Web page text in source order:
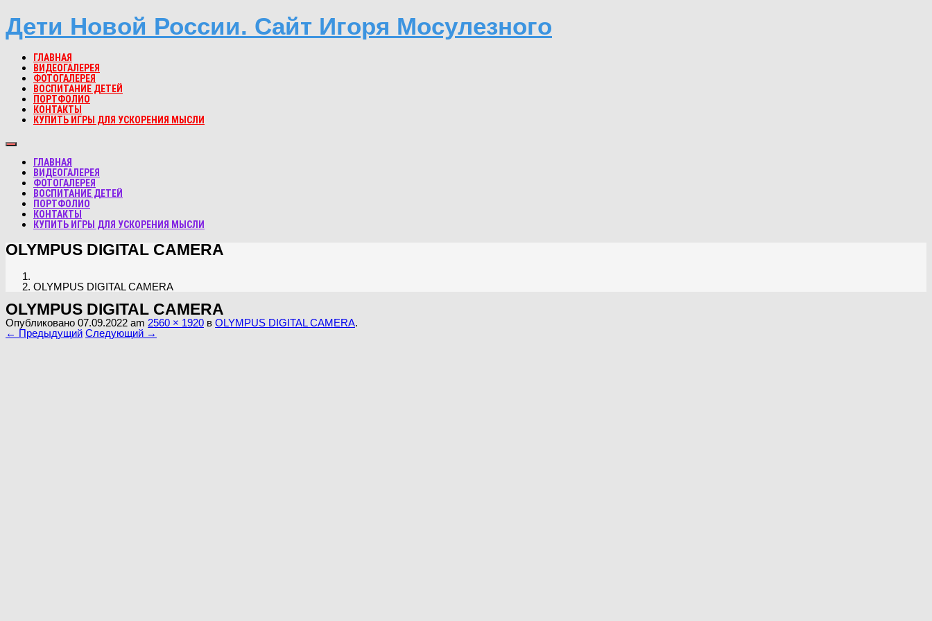
Дети Новой России. Сайт Игоря Мосулезного
ГЛАВНАЯ
ВИДЕОГАЛЕРЕЯ
ФОТОГАЛЕРЕЯ
ВОСПИТАНИЕ ДЕТЕЙ
ПОРТФОЛИО
КОНТАКТЫ
КУПИТЬ ИГРЫ ДЛЯ УСКОРЕНИЯ МЫСЛИ
ГЛАВНАЯ
ВИДЕОГАЛЕРЕЯ
ФОТОГАЛЕРЕЯ
ВОСПИТАНИЕ ДЕТЕЙ
ПОРТФОЛИО
КОНТАКТЫ
КУПИТЬ ИГРЫ ДЛЯ УСКОРЕНИЯ МЫСЛИ
OLYMPUS DIGITAL CAMERA
OLYMPUS DIGITAL CAMERA
OLYMPUS DIGITAL CAMERA
Опубликовано 07.09.2022 am 2560 × 1920 в OLYMPUS DIGITAL CAMERA.
← Предыдущий Следующий →